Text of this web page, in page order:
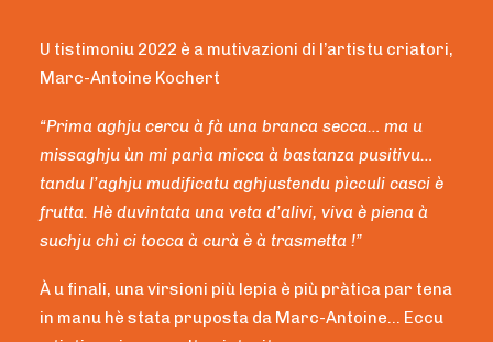
U tistimoniu 2022 è a mutivazioni di l’artistu criatori,
Marc-Antoine Kochert
“Prima aghju cercu à fà una branca secca… ma u
missaghju ùn mi parìa micca à bastanza pusitivu…
tandu l’aghju mudificatu aghjustendu pìcculi casci è
frutta. Hè duvintata una veta d’alivi, viva è piena à
suchju chì ci tocca à curà è à trasmetta !”
À u finali, una virsioni più lepia è più pràtica par tena
in manu hè stata pruposta da Marc-Antoine… Eccu